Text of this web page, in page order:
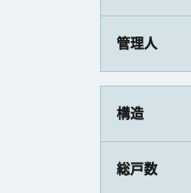
管理人
構造
総戸数